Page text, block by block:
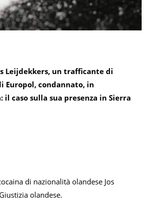
Leijdekkers, un trafficante di
Europol, condannato, in
caso sulla sua presenza in Sierra
di nazionalità olandese Jos
olandese.